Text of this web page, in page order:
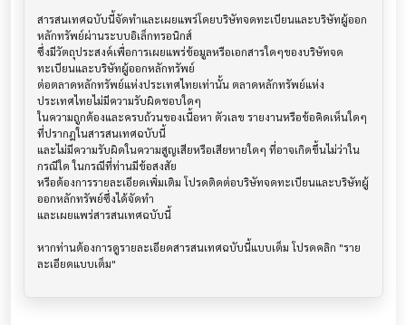
สารสนเทศฉบับนี้จัดทำและเผยแพร่โดยบริษัทจดทะเบียนและบริษัทผู้ออก
หลักทรัพย์ผ่านระบบอิเล็กทรอนิกส์
ซึ่งมีวัตถุประสงค์เพื่อการเผยแพร่ข้อมูลหรือเอกสารใดๆของบริษัทจด
ทะเบียนและบริษัทผู้ออกหลักทรัพย์
ต่อตลาดหลักทรัพย์แห่งประเทศไทยเท่านั้น ตลาดหลักทรัพย์แห่ง
ประเทศไทยไม่มีความรับผิดชอบใดๆ
ในความถูกต้องและครบถ้วนของเนื้อหา ตัวเลข รายงานหรือข้อคิดเห็นใดๆ
ที่ปรากฎในสารสนเทศฉบับนี้
และไม่มีความรับผิดในความสูญเสียหรือเสียหายใดๆ ที่อาจเกิดขึ้นไม่ว่าใน
กรณีใด ในกรณีที่ท่านมีข้อสงสัย
หรือต้องการรายละเอียดเพิ่มเติม โปรดติดต่อบริษัทจดทะเบียนและบริษัทผู้
ออกหลักทรัพย์ซึ่งได้จัดทำ
และเผยแพร่สารสนเทศฉบับนี้
หากท่านต้องการดูรายละเอียดสารสนเทศฉบับนี้แบบเต็ม โปรดคลิก "ราย